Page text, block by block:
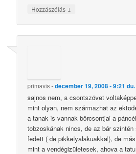
Hozzászólás ↓
primavis-december 19, 2008 - 9:21 du.
sajnos nem, a csontszövet
mint olyan, nem származhat az
a tanak is vannak bőrcsontjai a
tobzoskának nincs, de az bár szintén
fedett ( de pikkelyalakuakkal), de
mint a vendégizületesek, ahova a